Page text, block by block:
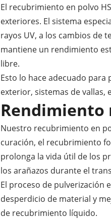
El recubrimiento en polvo
exteriores. El sistema
rayos UV, a los cambios de
mantiene un rendimiento
libre.
Esto lo hace adecuado
exterior, sistemas de
Rendimiento
Nuestro recubrimiento en
curación, el recubrimiento
prolonga la vida útil de los
los arañazos durante el
El proceso de pulverización
desperdicio de material y
de recubrimiento líquido.